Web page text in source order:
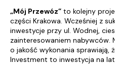
„Mój Przewóz” to kolejny
części Krakowa. Wcześniej z
inwestycje przy ul. Wodnej,
zainteresowaniem nabywców.
o jakość wykonania sprawiają,
Investment to inwestycja na